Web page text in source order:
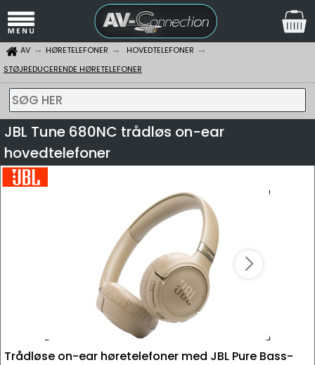
AV HØRETELEFONER
HOVEDTELEFONER
STØJREDUCERENDE HØRETELEFONER
SØG HER
JBL Tune 680NC trådløs on-ear
hovedtelefoner
Trådløse on-ear høretelefoner med JBL Pure Bass-